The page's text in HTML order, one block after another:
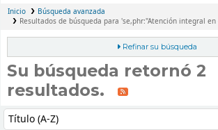
Inicio
Búsqueda avanzada
Resultados de búsqueda para 'se,phr:"Atención integral
Refinar su búsqueda
Su búsqueda retornó 2
resultados.
Ordenar por: